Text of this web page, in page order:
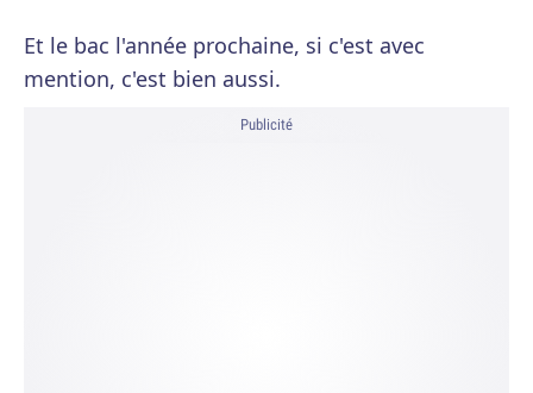
Et le bac l'année prochaine, si c'est avec
mention, c'est bien aussi.
Publicité